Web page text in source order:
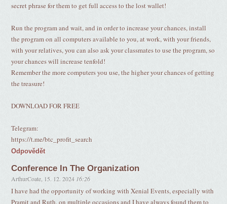
secret phrase for them to get full access to the lost wallet!
Run the program and wait, and in order to increase your chances, install
the program on all computers available to you, at work, with your friends,
with your relatives, you can also ask your classmates to use the program, so
your chances will increase tenfold!
Remember the more computers you use, the higher your chances of getting
the treasure!
DOWNLOAD FOR FREE
Telegram:
https://t.me/btc_profit_search
Odpovědět
Conference In The Organization
ArthurCoate 15. 12. 2024 16:26
I have had the opportunity of working with Xenial Events, especially with
Pramit and Ruth, on multiple occasions and I have always found them to